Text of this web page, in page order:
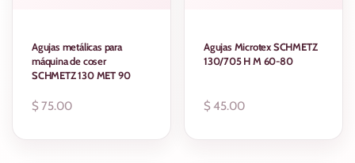
Agujas metálicas para
máquina de coser
SCHMETZ 130 MET 90
Precio
$ 75.00
Agujas Microtex SCHMETZ
130/705 H M 60-80
Precio
$ 45.00